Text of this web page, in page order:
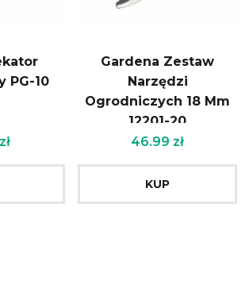
PG-10
zł
Gardena Zestaw
Narzędzi
Ogrodniczych 18 Mm
12201-20
46.99 zł
KUP